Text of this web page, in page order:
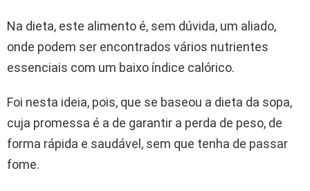
Na dieta, este alimento é, sem dúvida, um aliado,
onde podem ser encontrados vários nutrientes
essenciais com um baixo índice calórico.
Foi nesta ideia, pois, que se baseou a dieta da sopa,
cuja promessa é a de garantir a perda de peso, de
forma rápida e saudável, sem que tenha de passar
fome.